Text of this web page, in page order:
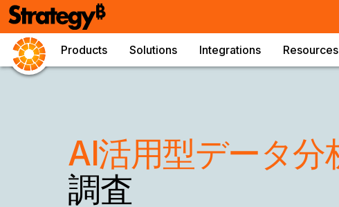
Products Solutions Integrations Resources
AI活用型データ分
調査